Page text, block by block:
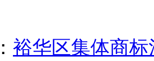
裕华区集体商